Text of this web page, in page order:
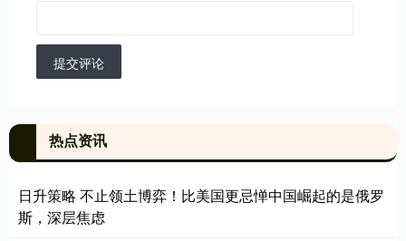
提交评论
热点资讯
日升策略 不止领土博弈！比美国更忌惮中国崛起的是俄罗
斯，深层焦虑